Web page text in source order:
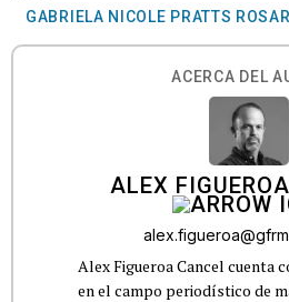
GABRIELA NICOLE PRATTS
ACERCA DEL
ALEX
Alex Figueroa Cancel cuenta
en el campo periodístico de